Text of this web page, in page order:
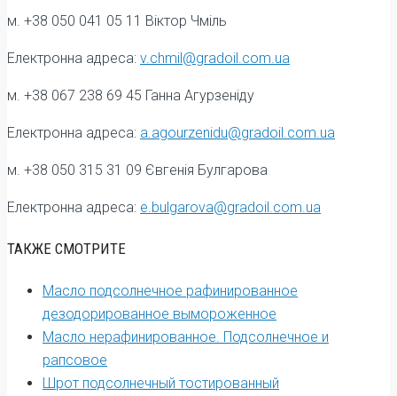
м. +38 050 041 05 11 Віктор Чміль
Електронна адреса: v.chmil@gradoil.com.ua
м. +38 067 238 69 45 Ганна Агурзенiду
Електронна адреса: a.agourzenidu@gradoil.com.ua
м. +38 050 315 31 09 Євгенія Булгарова
Електронна адреса: e.bulgarova@gradoil.com.ua
ТАКЖЕ СМОТРИТЕ
Масло подсолнечное рафинированное
дезодорированное вымороженное
Масло нерафинированное. Подсолнечное и
рапсовое
Шрот подсолнечный тостированный